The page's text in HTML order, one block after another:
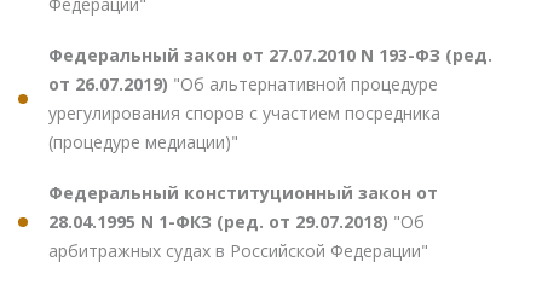
Федерации"
Федеральный закон от 27.07.2010 N 193-ФЗ (ред.
от 26.07.2019) "Об альтернативной процедуре
урегулирования споров с участием посредника
(процедуре медиации)"
Федеральный конституционный закон от
28.04.1995 N 1-ФКЗ (ред. от 29.07.2018) "Об
арбитражных судах в Российской Федерации"